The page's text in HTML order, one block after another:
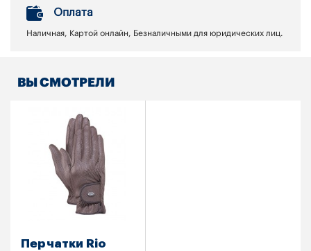
Оплата
Наличная, Картой онлайн, Безналичными для юридических лиц.
ВЫ СМОТРЕЛИ
Перчатки Rio